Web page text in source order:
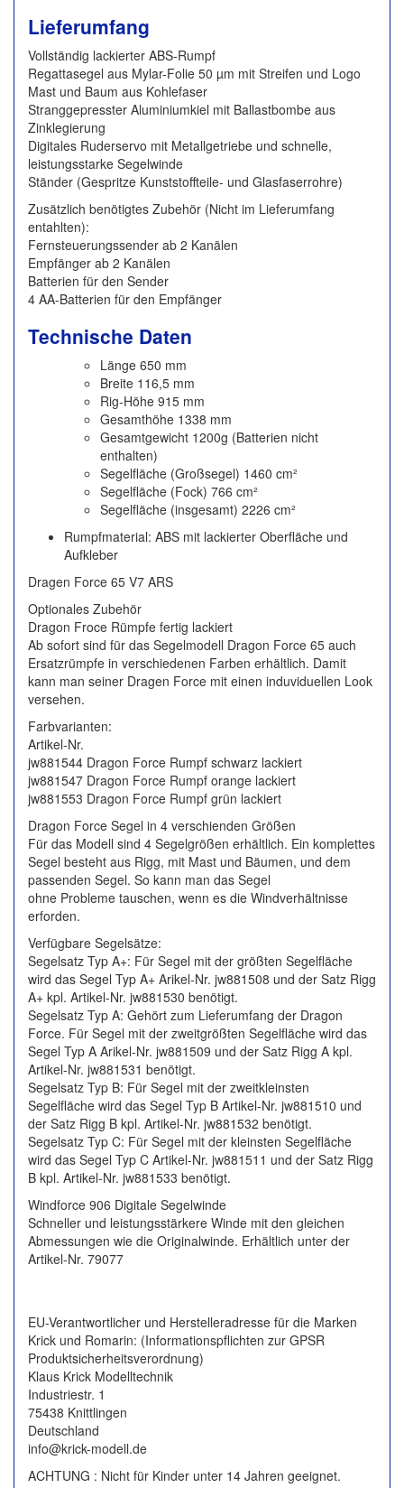
Lieferumfang
Vollständig lackierter ABS-Rumpf
Regattasegel aus Mylar-Folie 50 µm mit Streifen und Logo
Mast und Baum aus Kohlefaser
Stranggepresster Aluminiumkiel mit Ballastbombe aus
Zinklegierung
Digitales Ruderservo mit Metallgetriebe und schnelle,
leistungsstarke Segelwinde
Ständer (Gespritze Kunststoffteile- und Glasfaserrohre)
Zusätzlich benötigtes Zubehör (Nicht im Lieferumfang
entahlten):
Fernsteuerungssender ab 2 Kanälen
Empfänger ab 2 Kanälen
Batterien für den Sender
4 AA-Batterien für den Empfänger
Technische Daten
Länge 650 mm
Breite 116,5 mm
Rig-Höhe 915 mm
Gesamthöhe 1338 mm
Gesamtgewicht 1200g (Batterien nicht
enthalten)
Segelfläche (Großsegel) 1460 cm²
Segelfläche (Fock) 766 cm²
Segelfläche (insgesamt) 2226 cm²
Rumpfmaterial: ABS mit lackierter Oberfläche und
Aufkleber
Dragen Force 65 V7 ARS
Optionales Zubehör
Dragon Froce Rümpfe fertig lackiert
Ab sofort sind für das Segelmodell Dragon Force 65 auch
Ersatzrümpfe in verschiedenen Farben erhältlich. Damit
kann man seiner Dragen Force mit einen induviduellen Look
versehen.
Farbvarianten:
Artikel-Nr.
jw881544 Dragon Force Rumpf schwarz lackiert
jw881547 Dragon Force Rumpf orange lackiert
jw881553 Dragon Force Rumpf grün lackiert
Dragon Force Segel in 4 verschienden Größen
Für das Modell sind 4 Segelgrößen erhältlich. Ein komplettes
Segel besteht aus Rigg, mit Mast und Bäumen, und dem
passenden Segel. So kann man das Segel
ohne Probleme tauschen, wenn es die Windverhältnisse
erforden.
Verfügbare Segelsätze:
Segelsatz Typ A+: Für Segel mit der größten Segelfläche
wird das Segel Typ A+ Arikel-Nr. jw881508 und der Satz Rigg
A+ kpl. Artikel-Nr. jw881530 benötigt.
Segelsatz Typ A: Gehört zum Lieferumfang der Dragon
Force. Für Segel mit der zweitgrößten Segelfläche wird das
Segel Typ A Arikel-Nr. jw881509 und der Satz Rigg A kpl.
Artikel-Nr. jw881531 benötigt.
Segelsatz Typ B: Für Segel mit der zweitkleinsten
Segelfläche wird das Segel Typ B Artikel-Nr. jw881510 und
der Satz Rigg B kpl. Artikel-Nr. jw881532 benötigt.
Segelsatz Typ C: Für Segel mit der kleinsten Segelfläche
wird das Segel Typ C Artikel-Nr. jw881511 und der Satz Rigg
B kpl. Artikel-Nr. jw881533 benötigt.
Windforce 906 Digitale Segelwinde
Schneller und leistungsstärkere Winde mit den gleichen
Abmessungen wie die Originalwinde. Erhältlich unter der
Artikel-Nr. 79077
EU-Verantwortlicher und Herstelleradresse für die Marken
Krick und Romarin: (Informationspflichten zur GPSR
Produktsicherheitsverordnung)
Klaus Krick Modelltechnik
Industriestr. 1
75438 Knittlingen
Deutschland
info@krick-modell.de
ACHTUNG : Nicht für Kinder unter 14 Jahren geeignet.